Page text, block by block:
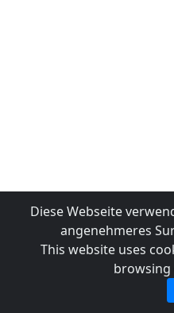
Diese Webseite
angenehmeres
This website uses
browsing